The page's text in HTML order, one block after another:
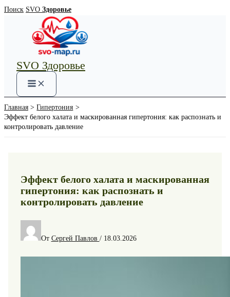
Перейти
содержимому
Поиск SVO Здоровье
SVO Здоровье
Main
Menu
Главная
Гипертония
Эффект белого халата и маскированная гипертония: как распознать и
контролировать давление
Эффект белого халата и маскированная
гипертония: как распознать и
контролировать давление
От Сергей Павлов / 18.03.2026